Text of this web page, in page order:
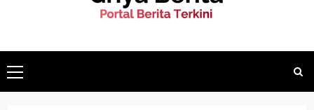
Primary
Menu